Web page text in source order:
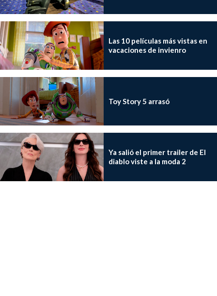
Las 10 películas más vistas en
vacaciones de invienro
Toy Story 5 arrasó
Ya salió el primer trailer de El
diablo viste a la moda 2